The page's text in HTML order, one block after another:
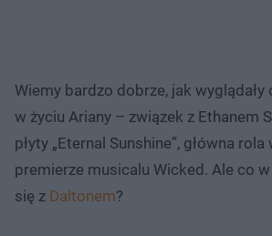
Wiemy bardzo dobrze, jak
w życiu Ariany – związek z Ethanem
płyty „Eternal Sunshine”, główna
premierze musicalu Wicked. Ale co
się z Daltonem?